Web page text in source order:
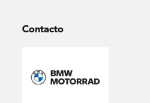
Contacto